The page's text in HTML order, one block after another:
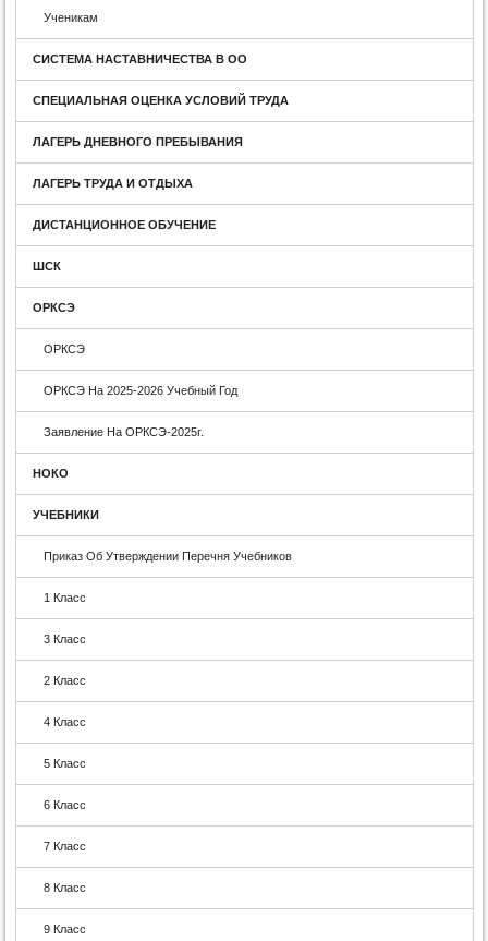
Ученикам
СИСТЕМА НАСТАВНИЧЕСТВА В ОО
СПЕЦИАЛЬНАЯ ОЦЕНКА УСЛОВИЙ ТРУДА
ЛАГЕРЬ ДНЕВНОГО ПРЕБЫВАНИЯ
ЛАГЕРЬ ТРУДА И ОТДЫХА
ДИСТАНЦИОННОЕ ОБУЧЕНИЕ
ШСК
ОРКСЭ
ОРКСЭ
ОРКСЭ На 2025-2026 Учебный Год
Заявление На ОРКСЭ-2025г.
НОКО
УЧЕБНИКИ
Приказ Об Утверждении Перечня Учебников
1 Класс
3 Класс
2 Класс
4 Класс
5 Класс
6 Класс
7 Класс
8 Класс
9 Класс